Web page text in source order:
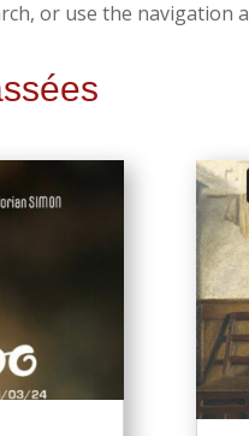
or use the navigation